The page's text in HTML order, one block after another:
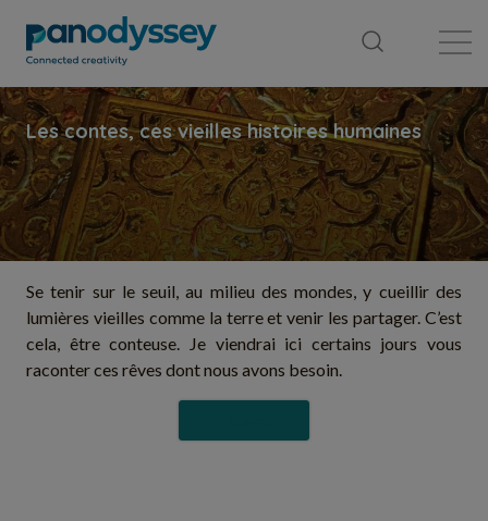
Se tenir sur le seuil, au milieu des mondes, y cueillir des
lumières vieilles comme la terre et venir les partager. C’est
cela, être conteuse. Je viendrai ici certains jours vous
raconter ces rêves dont nous avons besoin.